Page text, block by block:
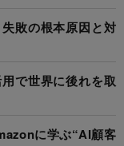
敗の根本原因と対
で世界に後れを取
に学ぶ“AI顧客